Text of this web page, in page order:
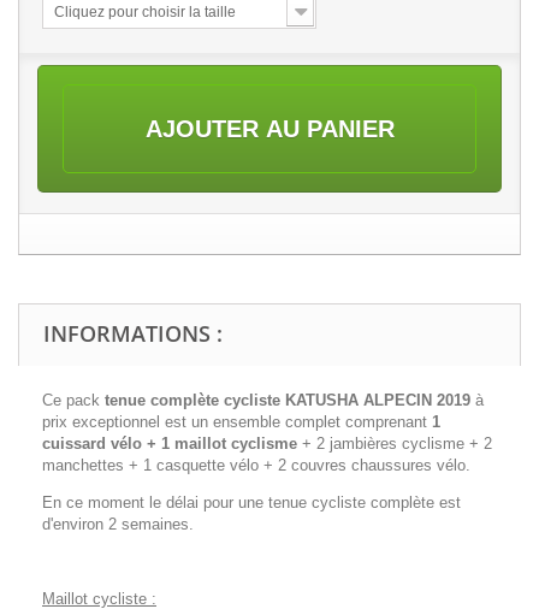
Cliquez pour choisir la taille
AJOUTER AU PANIER
INFORMATIONS :
Ce pack tenue complète cycliste KATUSHA ALPECIN 2019 à
prix exceptionnel est un ensemble complet comprenant 1
cuissard vélo + 1 maillot cyclisme + 2 jambières cyclisme + 2
manchettes + 1 casquette vélo + 2 couvres chaussures vélo.
En ce moment le délai pour une tenue cycliste complète est
d'environ 2 semaines.
Maillot cycliste :